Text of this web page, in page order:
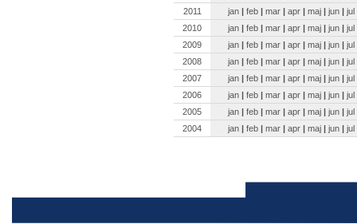
2011
jan | feb | mar | apr | maj | jun | jul
2010
jan | feb | mar | apr | maj | jun | jul
2009
jan | feb | mar | apr | maj | jun | jul
2008
jan | feb | mar | apr | maj | jun | jul
2007
jan | feb | mar | apr | maj | jun | jul
2006
jan | feb | mar | apr | maj | jun | jul
2005
jan | feb | mar | apr | maj | jun | jul
2004
jan | feb | mar | apr | maj | jun | jul